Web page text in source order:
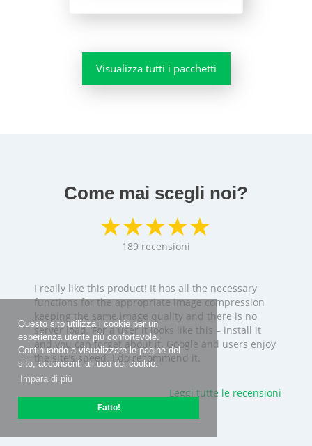
Questo sito utilizza i cookie per un
esperienza utente più confortevole.
Continuando a visualizzare le pagine del
sito, acconsenti all uso dei cookie.
Impara di più
Fatto!
Visualizza tutti i pacchetti
Come mai scegli noi?
189 recensioni
I really like this product! It has all the necessary
functions for the appropriate image compression
keeping the same image quality and there is no
server load. For a user it looks like this – install it
and you can forget about it. Google and users enjoy
the site’s speed. I do recommend it.
Leggi tutte le recensioni